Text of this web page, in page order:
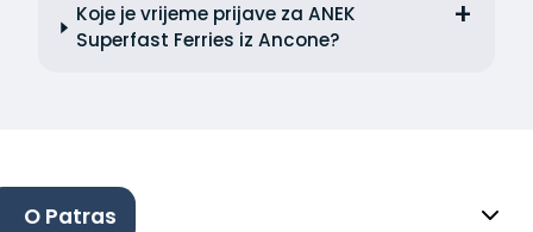
Koje je vrijeme prijave za ANEK
Superfast Ferries iz Ancone?
O Patras